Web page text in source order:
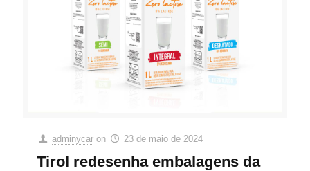
adminycar on 23 de maio de 2024
Tirol redesenha embalagens da